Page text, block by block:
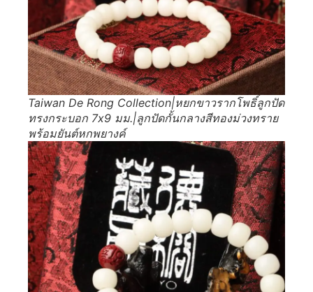
Taiwan De Rong Collection|หยกขาวรากโพธิ์ลูกปัด
ทรงกระบอก 7x9 มม.|ลูกปัดกั้นกลางสีทองม่วงทราย
พร้อมยันต์หกพยางค์